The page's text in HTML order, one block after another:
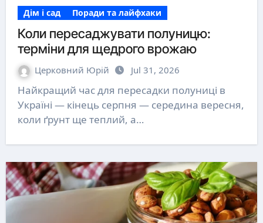
Дім і сад Поради та лайфхаки
Коли пересаджувати полуницю:
терміни для щедрого врожаю
Церковний Юрій Jul 31, 2026
Найкращий час для пересадки полуниці в
Україні — кінець серпня — середина вересня,
коли ґрунт ще теплий, а…